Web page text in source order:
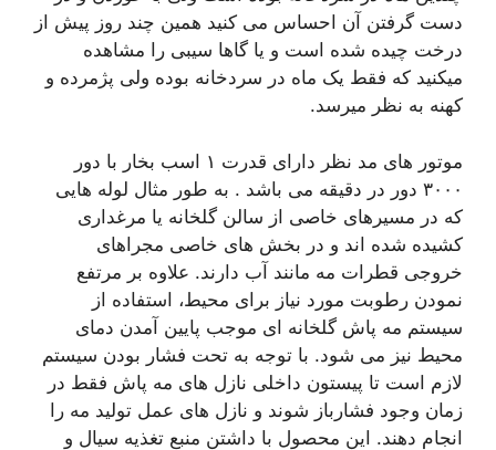
دست گرفتن آن احساس می کنید همین چند روز پیش از
درخت چیده شده است و یا گاها سیبی را مشاهده
میکنید که فقط یک ماه در سردخانه بوده ولی پژمرده و
کهنه به نظر میرسد.
موتور های مد نظر دارای قدرت ۱ اسب بخار با دور
۳۰۰۰ دور در دقیقه می باشد . به طور مثال لوله هایی
که در مسیرهای خاصی از سالن گلخانه یا مرغداری
کشیده شده اند و در بخش های خاصی مجراهای
خروجی قطرات مه مانند آب دارند. علاوه بر مرتفع
نمودن رطوبت مورد نیاز برای محیط، استفاده از
سیستم مه پاش گلخانه ای موجب پایین آمدن دمای
محیط نیز می شود. با توجه به تحت فشار بودن سیستم
لازم است تا پیستون داخلی نازل های مه پاش فقط در
زمان وجود فشارباز شوند و نازل های عمل تولید مه را
انجام دهند. این محصول با داشتن منبع تغذیه سیال و